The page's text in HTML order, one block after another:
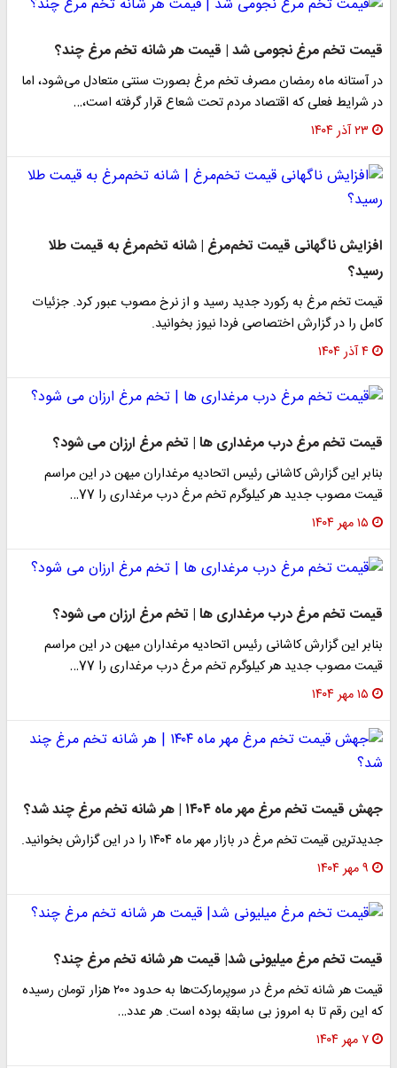
قیمت تخم مرغ نجومی شد | قیمت هر شانه تخم مرغ چند؟
در آستانه ماه رمضان مصرف تخم مرغ بصورت سنتی متعادل می‌شود، اما
در شرایط فعلی که اقتصاد مردم تحت شعاع قرار گرفته است،…
۲۳ آذر ۱۴۰۴
افزایش ناگهانی قیمت تخم‌مرغ | شانه تخم‌مرغ به قیمت طلا
رسید؟
قیمت تخم مرغ به رکورد جدید رسید و از نرخ مصوب عبور کرد. جزئیات
کامل را در گزارش اختصاصی فردا نیوز بخوانید.
۴ آذر ۱۴۰۴
قیمت تخم مرغ درب مرغداری ها | تخم مرغ ارزان می شود؟
بنابر این گزارش کاشانی رئیس اتحادیه مرغداران میهن در این مراسم
قیمت مصوب جدید هر کیلوگرم تخم مرغ درب مرغداری را 77…
۱۵ مهر ۱۴۰۴
قیمت تخم مرغ درب مرغداری ها | تخم مرغ ارزان می شود؟
بنابر این گزارش کاشانی رئیس اتحادیه مرغداران میهن در این مراسم
قیمت مصوب جدید هر کیلوگرم تخم مرغ درب مرغداری را 77…
۱۵ مهر ۱۴۰۴
جهش قیمت تخم مرغ مهر ماه ۱۴۰۴ | هر شانه تخم مرغ چند شد؟
جدیدترین قیمت تخم مرغ در بازار مهر ماه ۱۴۰۴ را در این گزارش بخوانید.
۹ مهر ۱۴۰۴
قیمت تخم مرغ میلیونی شد| قیمت هر شانه تخم مرغ چند؟
قیمت هر شانه تخم مرغ در سوپرمارکت‌ها به حدود ۲۰۰ هزار تومان رسیده
که این رقم تا به امروز بی سابقه بوده است. هر عدد…
۷ مهر ۱۴۰۴